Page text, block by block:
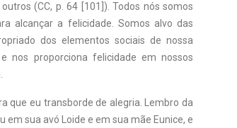
(CC, p. 64 [101]). Todos nós somos
alcançar a felicidade. Somos alvo das
dos elementos sociais de nossa
nos proporciona felicidade em nossos
que eu transborde de alegria. Lembro da
sua avó Loide e em sua mãe Eunice, e